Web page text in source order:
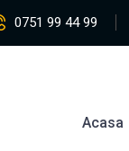
0751 99 44 99
Acasa